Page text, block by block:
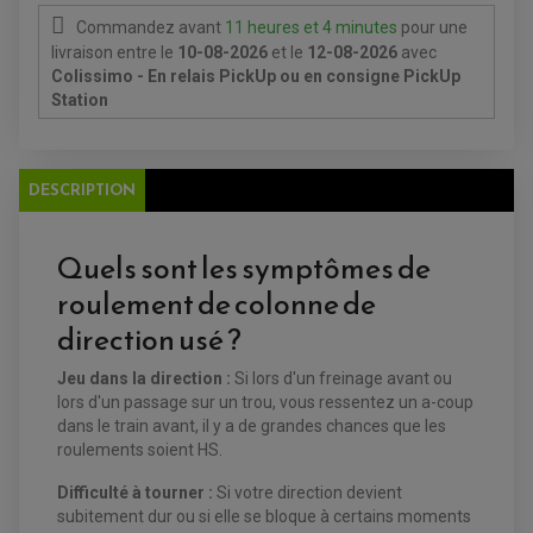
ANTIPARASITE NGK
BOUGIE NGK
FILTRE A AIR
FILTRE A HUILE
FILTRE ET ACCESSOIRE ESSENCE
OUTILLAGE
EQUIPEMENT ELECTRIQUE QUAD / SSV
ACCESSOIRES ELECTRIQUE QUAD / SSV
BOITIER CDI QUAD ET SSV
CHARGEUR DE BATTERIE QUAD / SSV
COMPTEUR QUAD / SSV
DÉMARREUR
ECLAIRAGE LED / HALOGÈNE
STATOR ET REDRESSEUR / REGULATEUR
Commandez avant 11 heures et 4 minutes pour une
livraison entre le 10-08-2026 et le 12-08-2026 avec
Colissimo - En relais PickUp ou en consigne PickUp
Station
DESCRIPTION
Quels sont les symptômes de
roulement de colonne de
direction usé ?
Jeu dans la direction : Si lors d'un freinage avant ou
lors d'un passage sur un trou, vous ressentez un a-coup
dans le train avant, il y a de grandes chances que les
roulements soient HS.
Difficulté à tourner : Si votre direction devient
subitement dur ou si elle se bloque à certains moments